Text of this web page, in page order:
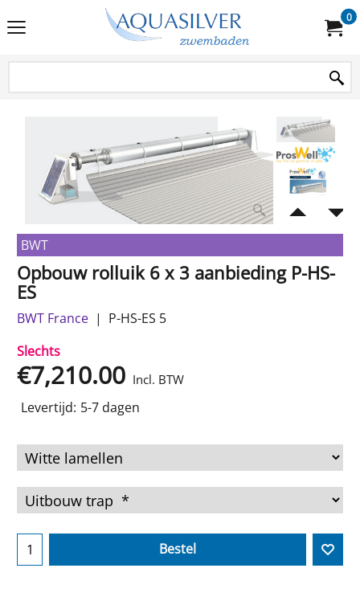
0
BWT
Opbouw rolluik 6 x 3 aanbieding P-HS-
ES
BWT France
P-HS-ES 5
Slechts
€7,210.00 Incl. BTW
Levertijd: 5-7 dagen
Bestel